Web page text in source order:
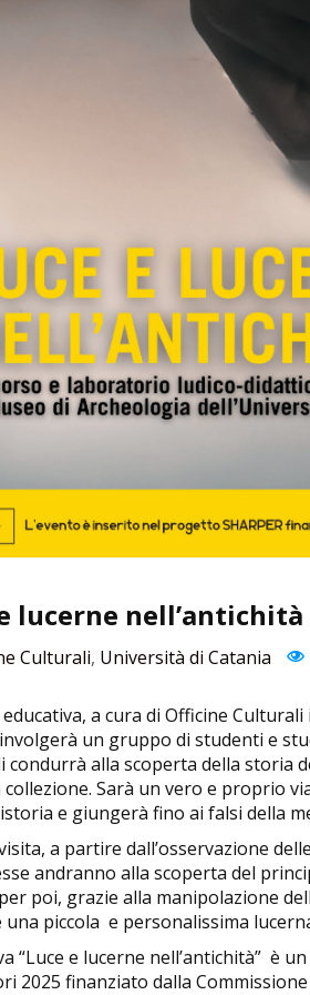
lucerne nell’antichità
Culturali, Università di Catania
educativa, a cura di Officine
un gruppo di studenti e
condurrà alla scoperta della storia
collezione. Sarà un vero e proprio
e giungerà fino ai falsi della
a partire dall’osservazione
andranno alla scoperta del
poi, grazie alla manipolazione
una piccola e personalissima
“Luce e lucerne nell’antichità” è
2025 finanziato dalla